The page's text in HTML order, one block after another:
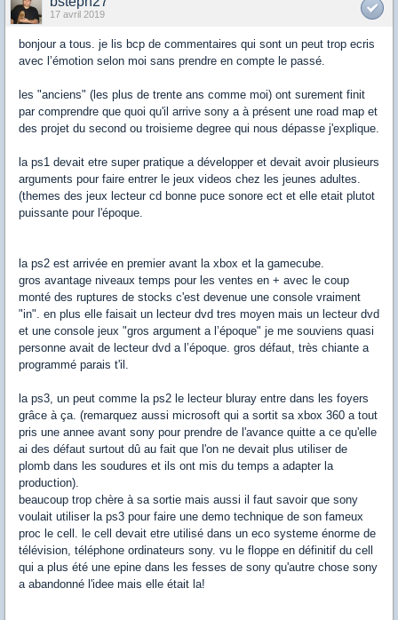
17 avril 2019
bonjour a tous. je lis bcp de commentaires qui sont un peut trop ecris
avec l’émotion selon moi sans prendre en compte le passé.
les "anciens" (les plus de trente ans comme moi) ont surement finit
par comprendre que quoi qu'il arrive sony a à présent une road map et
des projet du second ou troisieme degree qui nous dépasse j'explique.
la ps1 devait etre super pratique a développer et devait avoir plusieurs
arguments pour faire entrer le jeux videos chez les jeunes adultes.
(themes des jeux lecteur cd bonne puce sonore ect et elle etait plutot
puissante pour l'époque.
la ps2 est arrivée en premier avant la xbox et la gamecube.
gros avantage niveaux temps pour les ventes en + avec le coup
monté des ruptures de stocks c'est devenue une console vraiment
"in". en plus elle faisait un lecteur dvd tres moyen mais un lecteur dvd
et une console jeux "gros argument a l’époque" je me souviens quasi
personne avait de lecteur dvd a l’époque. gros défaut, très chiante a
programmé parais t'il.
la ps3, un peut comme la ps2 le lecteur bluray entre dans les foyers
grâce à ça. (remarquez aussi microsoft qui a sortit sa xbox 360 a tout
pris une annee avant sony pour prendre de l'avance quitte a ce qu'elle
ai des défaut surtout dû au fait que l'on ne devait plus utiliser de
plomb dans les soudures et ils ont mis du temps a adapter la
production).
beaucoup trop chère à sa sortie mais aussi il faut savoir que sony
voulait utiliser la ps3 pour faire une demo technique de son fameux
proc le cell. le cell devait etre utilisé dans un eco systeme énorme de
télévision, téléphone ordinateurs sony. vu le floppe en définitif du cell
qui a plus été une epine dans les fesses de sony qu'autre chose sony
a abandonné l'idee mais elle était la!